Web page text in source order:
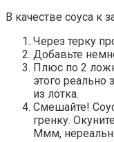
В качестве соуса к
Через терку
Добавьте
Плюс по 2
этого
из лотка.
Смешайте!
гренку.
Ммм,